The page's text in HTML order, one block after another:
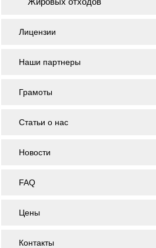
Лицензии
Наши партнеры
Грамоты
Статьи о нас
Новости
FAQ
Цены
Контакты